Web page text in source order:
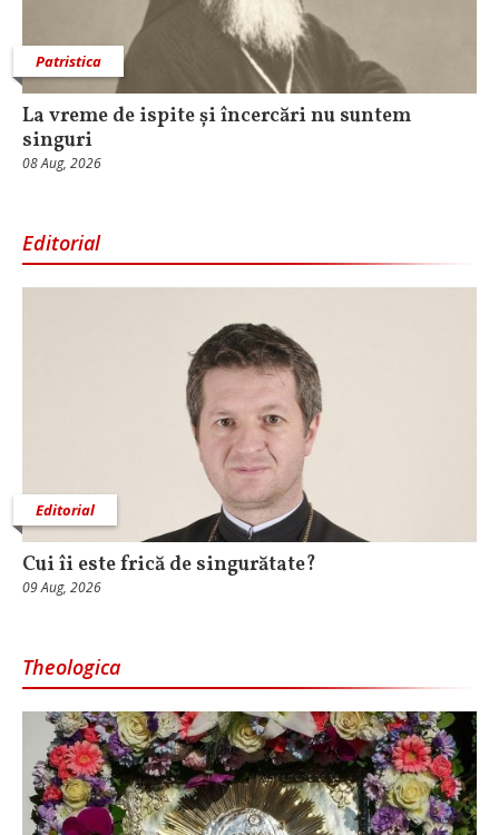
Patristica
La vreme de ispite și încercări nu suntem
singuri
08 Aug, 2026
Editorial
Editorial
Cui îi este frică de singurătate?
09 Aug, 2026
Theologica